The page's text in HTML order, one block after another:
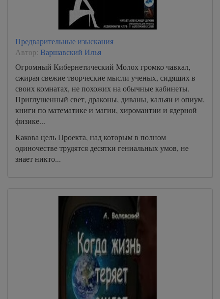
Предварительные изыскания
Автор: Варшавский Илья
Огромный Кибернетический Молох громко чавкал,
сжирая свежие творческие мысли ученых, сидящих в
своих комнатах, не похожих на обычные кабинеты.
Приглушенный свет, драконы, диваны, кальян и опиум,
книги по математике и магии, хиромантии и ядерной
физике...
Какова цель Проекта, над которым в полном
одиночестве трудятся десятки гениальных умов, не
знает никто...